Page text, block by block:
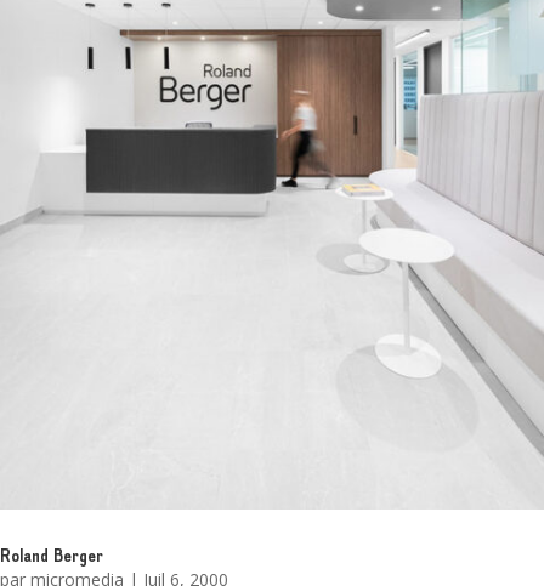
Roland Berger
par micromedia | Juil 6, 2000